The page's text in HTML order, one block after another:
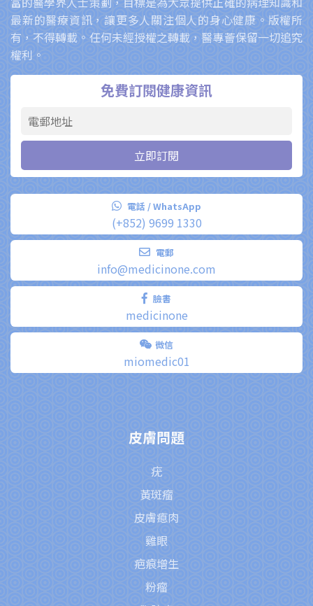
最新的醫療資訊，讓更多人關注個人的身心健康。版權所
有，不得轉載。任何未經授權之轉載，醫專薈保留一切追究
權利。
免費訂閱健康資訊
電話 / WhatsApp
(+852) 9699 1330
電郵
info@medicinone.com
臉書
medicinone
微信
miomedic01
皮膚問題
疣
黃斑瘤
皮膚瘜肉
雞眼
疤痕增生
粉瘤